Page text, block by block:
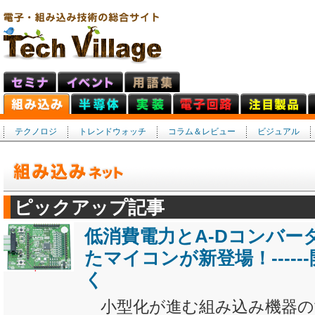
テクノロジ トレンドウォッチ コラム＆レビュー ビジュアル
ピックアップ記事
低消費電力とA-Dコンバー
たマイコンが新登場！
く
小型化が進む組み込み機器